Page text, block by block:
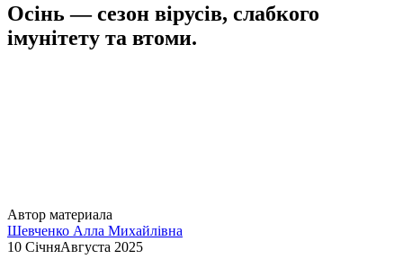
Осінь — сезон вірусів, слабкого
імунітету та втоми.
Автор материала
Шевченко Алла Михайлівна
10 СічняАвгуста 2025